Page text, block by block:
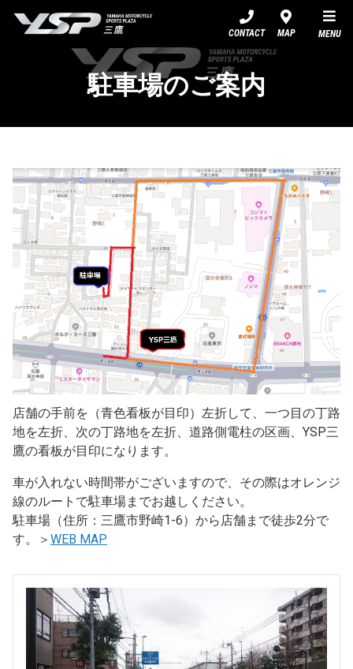
CONTACT MAP MENU
駐車場のご案内
店舗の手前を（青色看板が目印）左折して、一つ目の丁路
地を左折、次の丁路地を左折、道路側電柱の区画、YSP三
鷹の看板が目印になります。
車が入れない時間帯がございますので、その際はオレンジ
線のルートで駐車場までお越しください。
駐車場（住所：三鷹市野崎1-6）から店舗まで徒歩2分で
す。＞ WEB MAP